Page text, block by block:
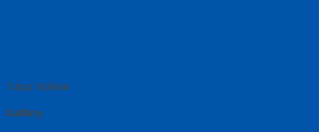
Tutup Sidebar
Gallery